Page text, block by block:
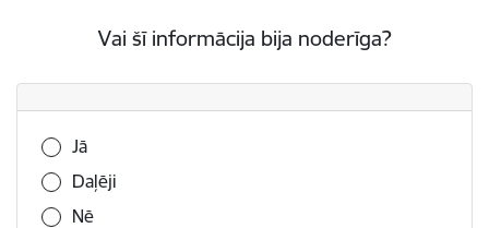
Vai šī informācija bija noderīga?
Vai šī informācija bija noderīga?
Jā
Daļēji
Nē